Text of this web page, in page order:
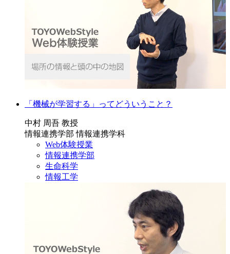
「機械が学習する」ってどういうこと？
中村 周吾 教授
情報連携学部 情報連携学科
Web体験授業
情報連携学部
生命科学
情報工学